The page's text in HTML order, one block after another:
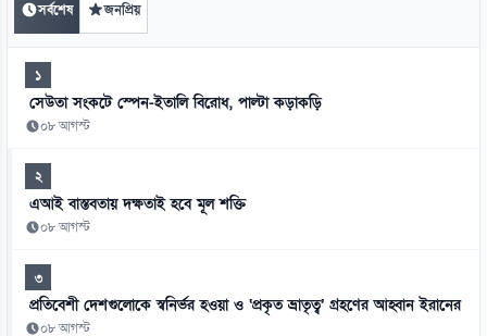
সর্বশেষ জনপ্রিয়
১
সেউতা সংকটে স্পেন-ইতালি বিরোধ, পাল্টা কড়াকড়ি
০৮ আগস্ট
২
এআই বাস্তবতায় দক্ষতাই হবে মূল শক্তি
০৮ আগস্ট
৩
প্রতিবেশী দেশগুলোকে স্বনির্ভর হওয়া ও ‘প্রকৃত ভ্রাতৃত্ব’ গ্রহণের আহ্বান ইরানের
০৮ আগস্ট